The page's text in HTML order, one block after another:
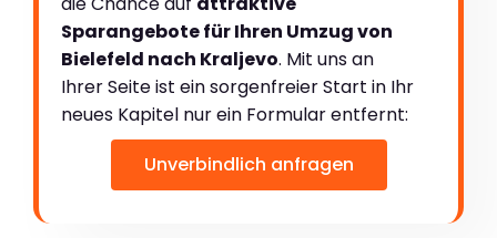
Sparangebote für Ihren Umzug von
Bielefeld nach Kraljevo. Mit uns an
Ihrer Seite ist ein sorgenfreier Start in Ihr
neues Kapitel nur ein Formular entfernt:
Unverbindlich anfragen